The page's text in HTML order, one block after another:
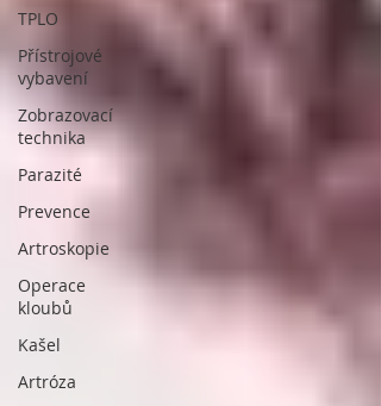
TPLO
Přístrojové
vybavení
Zobrazovací
technika
Parazité
Prevence
Artroskopie
Operace
kloubů
Kašel
Artróza